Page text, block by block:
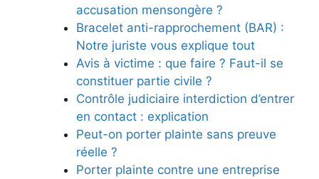
accusation mensongère ?
Bracelet anti-rapprochement (BAR) :
Notre juriste vous explique tout
Avis à victime : que faire ? Faut-il se
constituer partie civile ?
Contrôle judiciaire interdiction d’entrer
en contact : explication
Peut-on porter plainte sans preuve
réelle ?
Porter plainte contre une entreprise